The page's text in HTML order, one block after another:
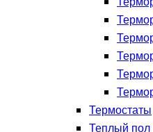
Термостаты